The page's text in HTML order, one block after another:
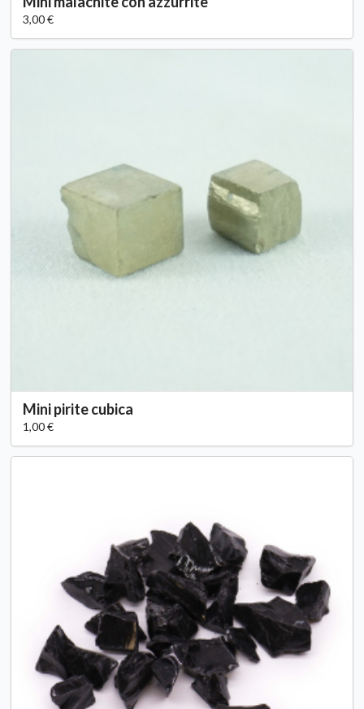
3,00 €
Mini pirite cubica
1,00 €